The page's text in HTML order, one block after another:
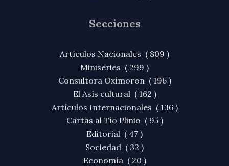
Secciones
Artículos Nacionales ( 809 )
Miniseries ( 299 )
Consultora Oxímoron ( 196 )
El Asís cultural ( 162 )
Artículos Internacionales ( 136 )
Cartas al Tío Plinio ( 95 )
Editorial ( 47 )
Sociedad ( 32 )
Economía ( 20 )